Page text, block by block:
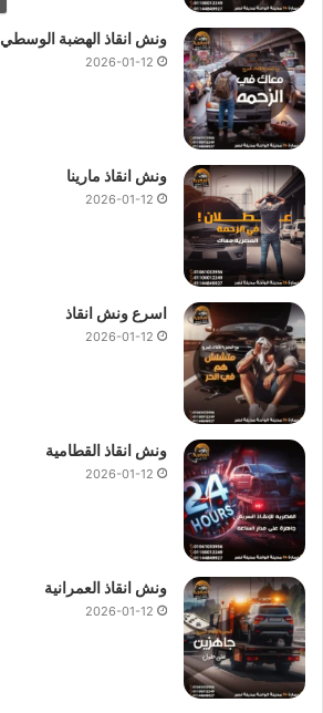
ونش انقاذ الهضبة الوسطي
2026-01-12
ونش انقاذ مارينا
2026-01-12
اسرع ونش انقاذ
2026-01-12
ونش انقاذ القطامية
2026-01-12
ونش انقاذ العمرانية
2026-01-12